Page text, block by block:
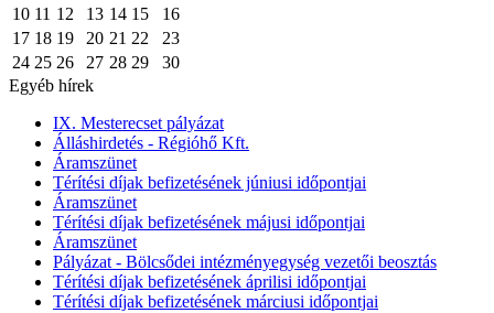
10 11 12 13 14 15
16
17 18 19 20 21 22
23
24 25 26 27 28 29
30
Egyéb hírek
IX. Mesterecset pályázat
Álláshirdetés - Régióhő Kft.
Áramszünet
Térítési díjak befizetésének júniusi időpontjai
Áramszünet
Térítési díjak befizetésének májusi időpontjai
Áramszünet
Pályázat - Bölcsődei intézményegység vezetői beosztás
Térítési díjak befizetésének áprilisi időpontjai
Térítési díjak befizetésének márciusi időpontjai